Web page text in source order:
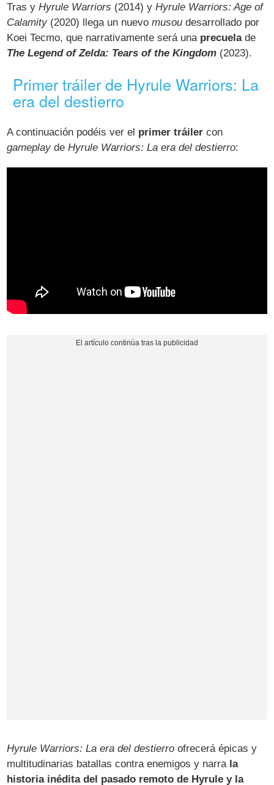
Tras yHyrule Warriors (2014) yHyrule Warriors: Age of
Calamity (2020) llega un nuevomusou desarrollado por
Koei Tecmo, que narrativamente será una precuelade
The Legend of Zelda: Tears of the Kingdom (2023).
Primer tráiler de Hyrule Warriors: La
era del destierro
A continuación podéis ver el primer tráiler con
gameplay deHyrule Warriors: La era del destierro:
Hyrule Warriors: La era del destierro ofrecerá épicas y
multitudinarias batallas contra enemigos y narra la
historia inédita del pasado remoto de Hyrule y la